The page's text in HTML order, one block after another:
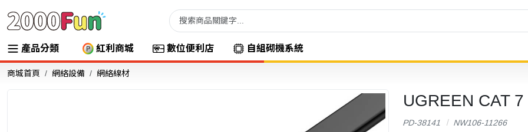
產品分類 紅利商城 數位便利店 自組砌機系統
商城首頁 網絡設備 網絡線材
UGREEN CAT
PD-38141
NW106-11266